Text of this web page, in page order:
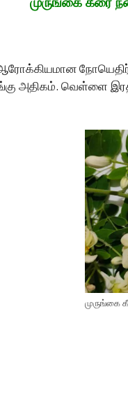
பங்கு அதிகம்.
முருங்கை